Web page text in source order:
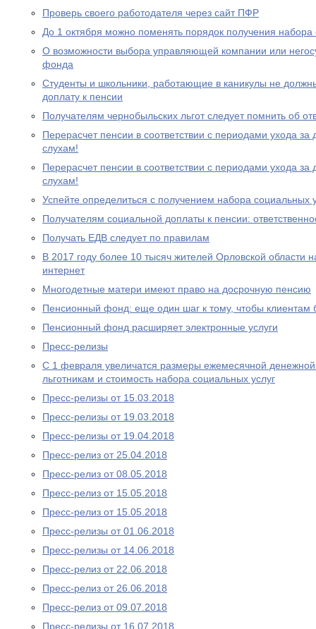
Проверь своего работодателя через сайт ПФР
До 1 октября можно поменять порядок получения набора
О возможности выбора управляющей компании или
фонда
Студенты и школьники, работающие в каникулы не
доплату к пенсии
Получателям чернобыльских льгот следует помнить об
Перерасчет пенсии в соответствии с периодами ухода за
слухам!
Перерасчет пенсии в соответствии с периодами ухода за
слухам!
Успейте определиться с получением набора социальных
Получателям социальной доплаты к пенсии:
Получать ЕДВ следует по правилам
В 2017 году более 10 тысяч жителей Орловской области
интернет
Многодетные матери имеют право на досрочную пенсию
Пенсионный фонд: еще один шаг к тому, чтобы клиентам
Пенсионный фонд расширяет электронные услуги
Пресс-релизы
С 1 февраля увеличатся размеры ежемесячной
льготникам и стоимость набора социальных услуг
Пресс-релизы от 15.03.2018
Пресс-релизы от 19.03.2018
Пресс-релизы от 19.04.2018
Пресс-релиз от 25.04.2018
Пресс-релиз от 08.05.2018
Пресс-релиз от 15.05.2018
Пресс-релиз от 15.05.2018
Пресс-релизы от 01.06.2018
Пресс-релизы от 14.06.2018
Пресс-релиз от 22.06.2018
Пресс-релиз от 26.06.2018
Пресс-релиз от 09.07.2018
Пресс-релизы от 16.07.2018